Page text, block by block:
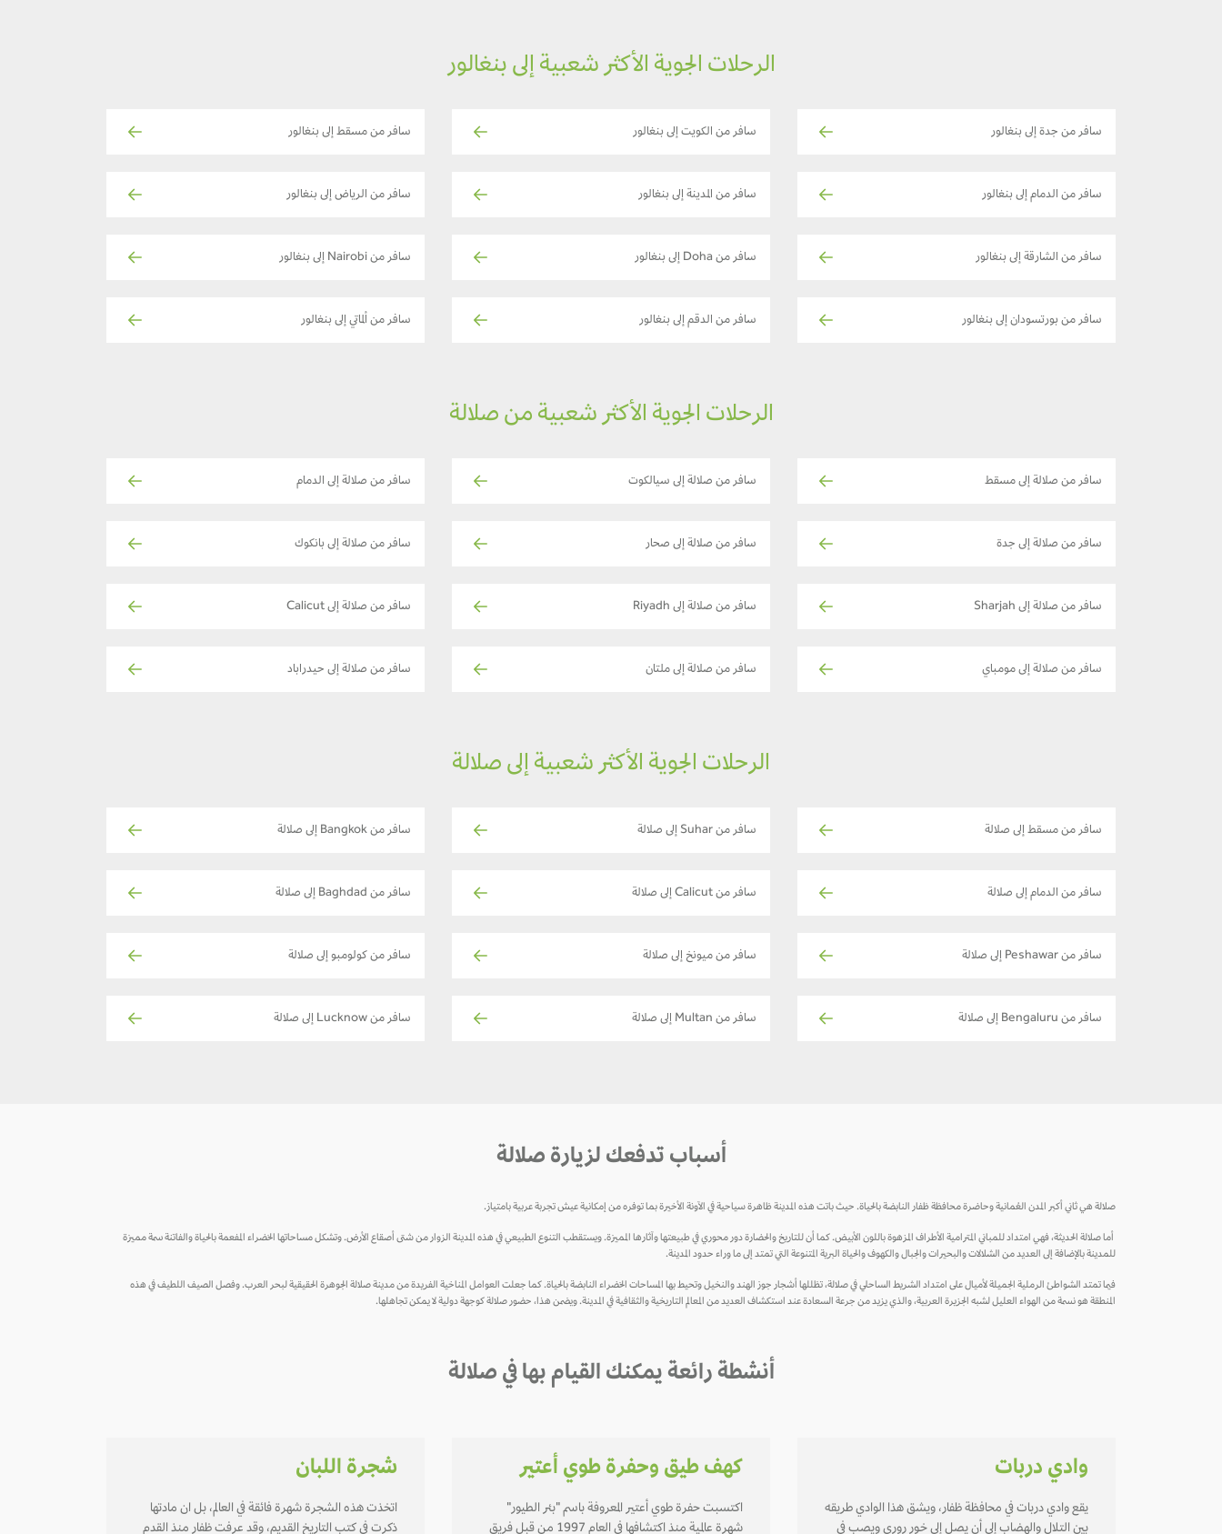
الرحلات الجوية الأكثر شعبية إلى بنغالور
سافر من جدة إلى بنغالور سافر من الكويت إلى بنغالور سافر من مسقط إلى بنغالور
سافر من الدمام إلى بنغالور سافر من المدينة إلى بنغالور سافر من الرياض إلى بنغالور
سافر من الشارقة إلى بنغالور سافر من Doha إلى بنغالور سافر من Nairobi إلى بنغالور
سافر من بورتسودان إلى بنغالور سافر من الدقم إلى بنغالور سافر من ألماتي إلى بنغالور
الرحلات الجوية الأكثر شعبية من صلالة
سافر من صلالة إلى مسقط سافر من صلالة إلى سيالكوت سافر من صلالة إلى الدمام
سافر من صلالة إلى جدة سافر من صلالة إلى صحار سافر من صلالة إلى بانكوك
سافر من صلالة إلى Sharjah سافر من صلالة إلى Riyadh سافر من صلالة إلى Calicut
سافر من صلالة إلى مومباي سافر من صلالة إلى ملتان سافر من صلالة إلى حيدراباد
الرحلات الجوية الأكثر شعبية إلى صلالة
سافر من مسقط إلى صلالة سافر من Suhar إلى صلالة سافر من Bangkok إلى صلالة
سافر من الدمام إلى صلالة سافر من Calicut إلى صلالة سافر من Baghdad إلى صلالة
سافر من Peshawar إلى صلالة سافر من ميونخ إلى صلالة سافر من كولومبو إلى صلالة
سافر من Bengaluru إلى صلالة سافر من Multan إلى صلالة سافر من Lucknow إلى صلالة
أسباب تدفعك لزيارة صلالة
صلالة هي ثاني أكبر المدن العُمانية وحاضرة محافظة ظفار النابضة بالحياة. حيث باتت هذه المدينة ظاهرة سياحية في الآونة الأخيرة بما توفره من إمكانية عيش تجربة عربية بامتياز.
أما صلالة الحديثة، فهي امتداد للمباني المترامية الأطراف المزهوة باللون الأبيض. كما أن للتاريخ والحضارة دور محوري في طبيعتها وآثارها المميزة. ويستقطب التنوع الطبيعي في هذه المدينة الزوار من شتى أصقاع الأرض. وتشكل مساحاتها الخضراء المفعمة بالحياة والفاتنة سمة مميزة
للمدينة بالإضافة إلى العديد من الشلالات والبحيرات والجبال والكهوف والحياة البرية المتنوعة التي تمتد إلى ما وراء حدود المدينة.
فيما تمتد الشواطئ الرملية الجميلة لأميال على امتداد الشريط الساحلي في صلالة، تظللها أشجار جوز الهند والنخيل وتحيط بها المساحات الخضراء النابضة بالحياة. كما جعلت العوامل المناخية الفريدة من مدينة صلالة الجوهرة الحقيقية لبحر العرب. وفصل الصيف اللطيف في هذه
المنطقة هو نسمة من الهواء العليل لشبه الجزيرة العربية، والذي يزيد من جرعة السعادة عند استكشاف العديد من المعالم التاريخية والثقافية في المدينة. ويضمن هذا، حضور صلالة كوجهة دولية لا يمكن تجاهلها.
أنشطة رائعة يمكنك القيام بها في صلالة
وادي دربات
يقع وادي دربات في محافظة ظفار، ويشق هذا الوادي طريقه
بين التلال والهضاب إلى أن يصل إلى خـور روري ويصب في
كهف طيق وحفرة طوي أعتير
اكتسبت حفرة طوي أعتير المعروفة باسم "بئر الطيور"
شهرة عالمية منذ اكتشافها في العام 1997 من قبل فريق
شجرة اللبان
اتخذت هذه الشجرة شهرة فائقة في العالم، بل ان مادتها
ذكرت في كتب التاريخ القديم، وقد عرفت ظفار منذ القدم